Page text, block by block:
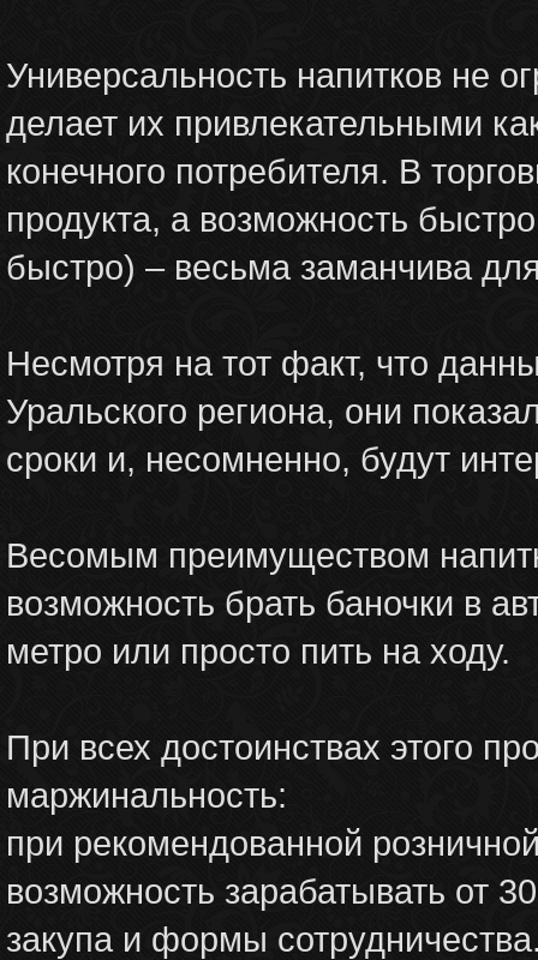
Универсальность напитков не
делает их привлекательными
конечного потребителя. В
продукта, а возможность
быстро) – весьма заманчива
Несмотря на тот факт, что
Уральского региона, они
сроки и, несомненно, будут
Весомым преимуществом
возможность брать баночки в
метро или просто пить на ходу.
При всех достоинствах этого
маржинальность:
при рекомендованной
возможность зарабатывать от
закупа и формы